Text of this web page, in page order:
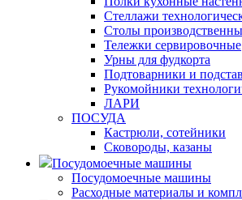
Стеллажи
Столы
Тележки сервировочные
Урны для фудкорта
Подтоварники и
Рукомойники
ЛАРИ
ПОСУДА
Кастрюли, сотейники
Сковороды, казаны
Посудомоечные машины
Посудомоечные машины
Расходные материалы и